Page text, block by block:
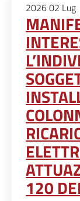
202602 Lug
120